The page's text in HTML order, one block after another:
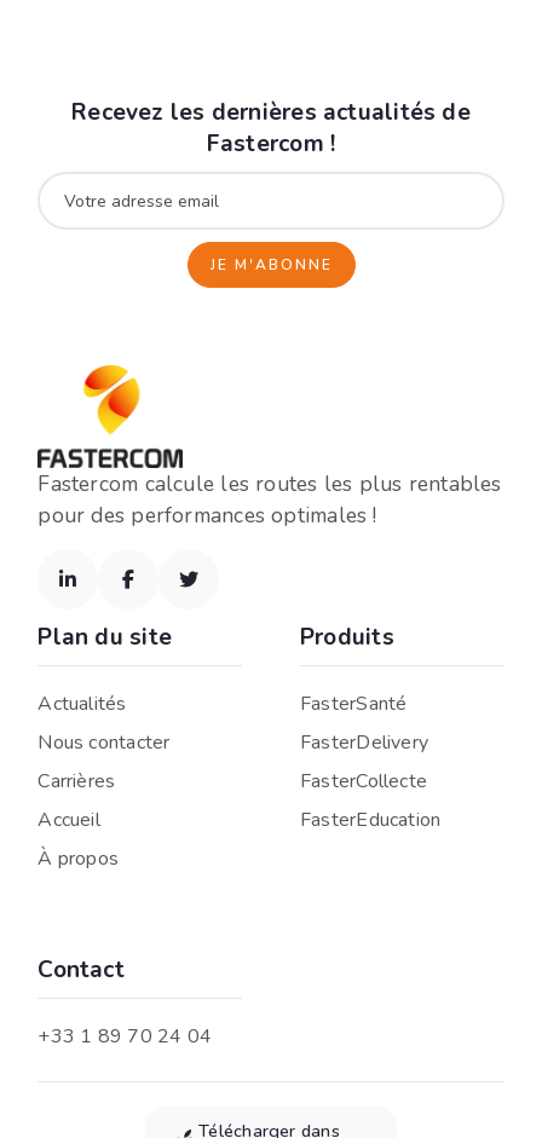
Recevez les dernières actualités de
Fastercom !
Fastercom calcule les routes les plus rentables
pour des performances optimales !
  
Plan du site
Actualités
Nous contacter
Carrières
Accueil
À propos
Produits
FasterSanté
FasterDelivery
FasterCollecte
FasterEducation
Contact
+33 1 89 70 24 04
Télécharger dans